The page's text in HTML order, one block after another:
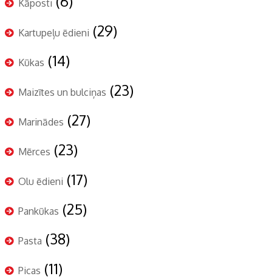
Kāposti
Kartupeļu ēdieni (29)
Kūkas (14)
Maizītes un bulciņas (23)
Marinādes (27)
Mērces (23)
Olu ēdieni (17)
Pankūkas (25)
Pasta (38)
Picas (11)